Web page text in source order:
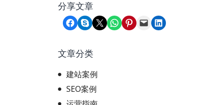
分享文章
Share on Facebook
Share on Skype
Share on X Share on WhatsApp
Share on Pinterest
Email this PageShare on LinkedIn
文章分类
建站案例
SEO案例